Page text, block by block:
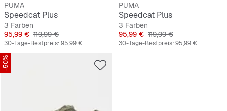
PUMA
Speedcat Plus
3 Farben
Preis
95,99 € Originalpreis
119,99 €
30-Tage-Bestpreis:95,99 €
PUMA
Speedcat Plus
3 Farben
Preis
95,99 € Originalpreis
119,99 €
30-Tage-Bestpreis:95,99 €
-50%